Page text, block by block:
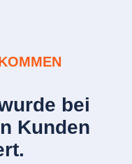
bei
Kunden